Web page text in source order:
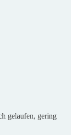
gelaufen, gering